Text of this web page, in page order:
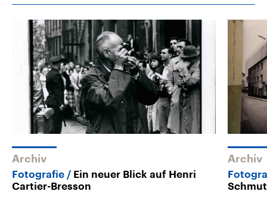
Archiv
Fotografie
Ein neuer Blick auf Henri
Cartier-Bresson
Archiv